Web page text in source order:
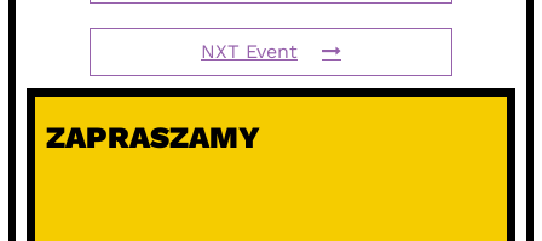
NXT Event
ZAPRASZAMY